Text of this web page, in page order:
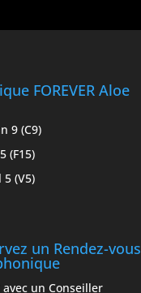
FOREVER Aloe
9 (C9)
(F15)
5 (V5)
un Rendez-vous
avec un Conseiller